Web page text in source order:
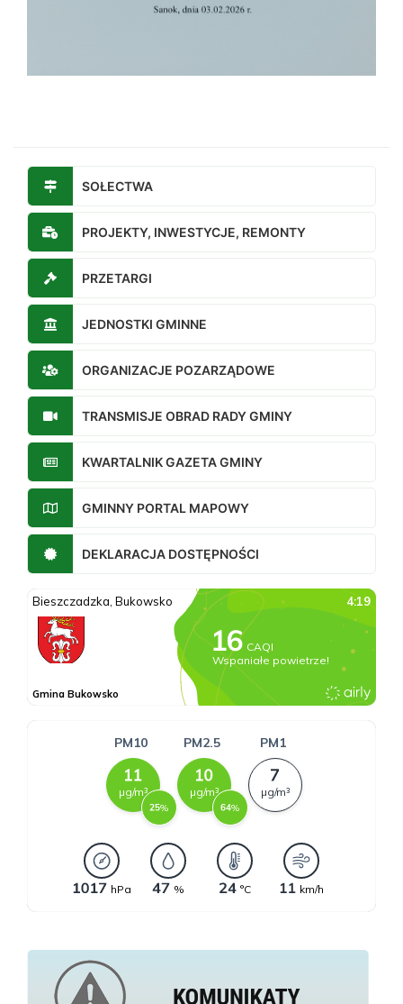
SOŁECTWA
PROJEKTY, INWESTYCJE, REMONTY
PRZETARGI
JEDNOSTKI GMINNE
ORGANIZACJE POZARZĄDOWE
TRANSMISJE OBRAD RADY GMINY
KWARTALNIK GAZETA GMINY
GMINNY PORTAL MAPOWY
DEKLARACJA DOSTĘPNOŚCI